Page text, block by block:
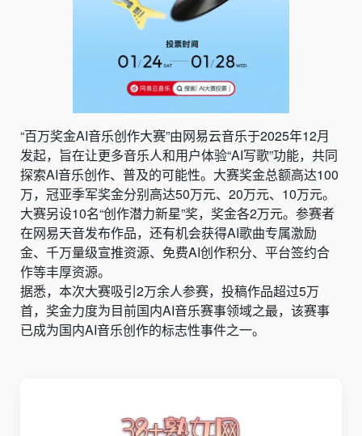
“百万奖金AI音乐创作大赛”由网易云音乐于2025年12月
发起，旨在让更多音乐人和用户体验“AI写歌”功能，共同
探索AI音乐创作、普及的可能性。大赛奖金总额高达100
万，冠亚季军奖金分别高达50万元、20万元、10万元。
大赛另设10名“创作潜力新星”奖，奖金各2万元。参赛者
在网易天音发布作品，还有机会获得AI歌曲专属激励
金、千万量级宣推资源、免费AI创作积分、平台签约合
作等丰厚资源。
据悉，本次大赛吸引2万余人参赛，投稿作品超过5万
首，奖金力度为目前国内AI音乐赛事领域之最，该赛事
已成为国内AI音乐创作的标志性事件之一。